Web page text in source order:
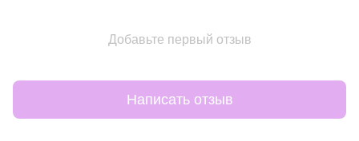
Добавьте первый отзыв
Написать отзыв